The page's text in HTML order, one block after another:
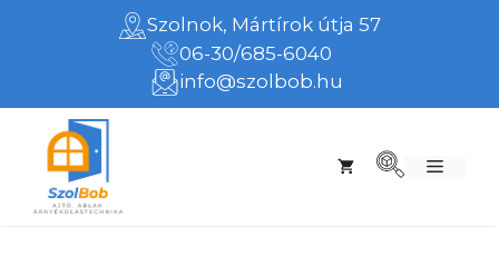
Szolnok, Mártírok útja 57
06-30/685-6040
info@szolbob.hu
Menü